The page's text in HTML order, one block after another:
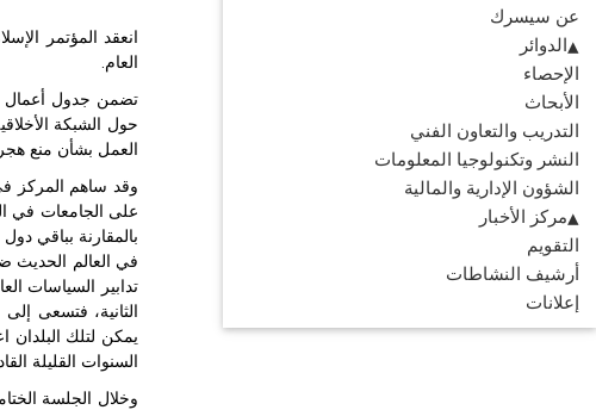
عن سيسرك
الدوائر
الإحصاء
الأبحاث
التدريب والتعاون الفني
النشر وتكنولوجيا المعلومات
الشؤون الإدارية والمالية
مركز الأخبار
التقويم
أرشيف النشاطات
إعلانات
العام.
تضمن جدول أعمال
حول الشبكة
العمل بشأن منع
وقد ساهم المركز في
على الجامعات في
بالمقارنة بباقي
في العالم الحديث
تدابير السياسات
الثانية، فتسعى
يمكن لتلك البلدان
السنوات القليلة
وخلال الجلسة